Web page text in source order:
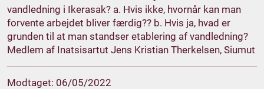
vandledning i Ikerasak? a. Hvis ikke, hvornår kan man
forvente arbejdet bliver færdig?? b. Hvis ja, hvad er
grunden til at man standser etablering af vandledning?
Medlem af Inatsisartut Jens Kristian Therkelsen, Siumut
Modtaget: 06/05/2022